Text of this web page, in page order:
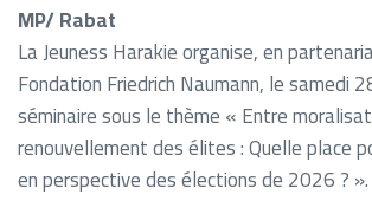
MP/ Rabat
La Jeuness Harakie organise, en
Fondation Friedrich Naumann, le samedi
séminaire sous le thème « Entre
renouvellement des élites : Quelle place
en perspective des élections de 2026 ? ».